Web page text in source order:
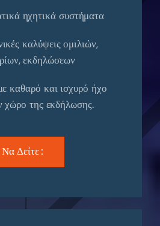
ηχητικά συστήματα
καλύψεις ομιλιών,
εκδηλώσεων
καθαρό και ισχυρό ήχο
χώρο της εκδήλωσης.
Δείτε :